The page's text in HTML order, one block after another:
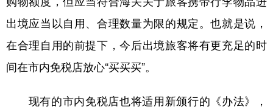
出境应当以自用、合理数量为限的规定。也就是说，
在合理自用的前提下，今后出境旅客将有更充足的时
间在市内免税店放心“买买买”。
现有的市内免税店也将适用新颁行的《办法》，